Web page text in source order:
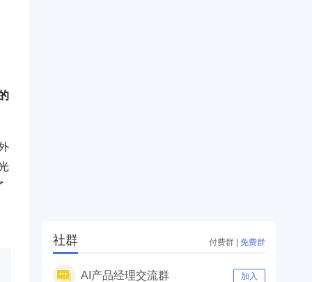
社群 付费群 | 免费群
AI产品经理交流群 加入